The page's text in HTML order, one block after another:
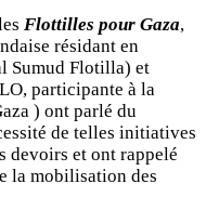
Flottilles pour Gaza,
résidant en
Sumud Flotilla) et
participante à la
) ont parlé du
de telles initiatives
devoirs et ont rappelé
la mobilisation des